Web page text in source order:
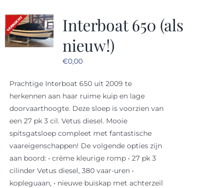
Interboat 650 (als
nieuw!)
€0,00
Prachtige Interboat 650 uit 2009 te
herkennen aan haar ruime kuip en lage
doorvaarthoogte. Deze sloep is voorzien van
een 27 pk 3 cil. Vetus diesel. Mooie
spitsgatsloep compleet met fantastische
vaareigenschappen! De volgende opties zijn
aan boord: • crème kleurige romp • 27 pk 3
cilinder Vetus diesel, 380 vaar-uren •
kopleguaan, • nieuwe buiskap met achterzeil